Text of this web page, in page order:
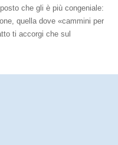
che gli è più congeniale:
quella dove «cammini per
ti accorgi che sul